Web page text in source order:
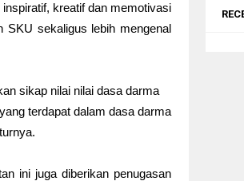
kreatif dan memotivasi
SKU sekaligus lebih mengenal
sikap nilai nilai dasa darma
terdapat dalam dasa darma
ini juga diberikan penugasan